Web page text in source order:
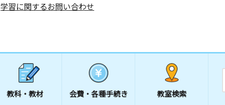
学習に関するお問い合わせ
教科・教材 会費・ 各種手続き 教室検索